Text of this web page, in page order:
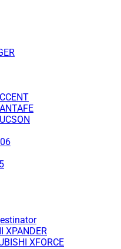
XPANDER
XFORCE